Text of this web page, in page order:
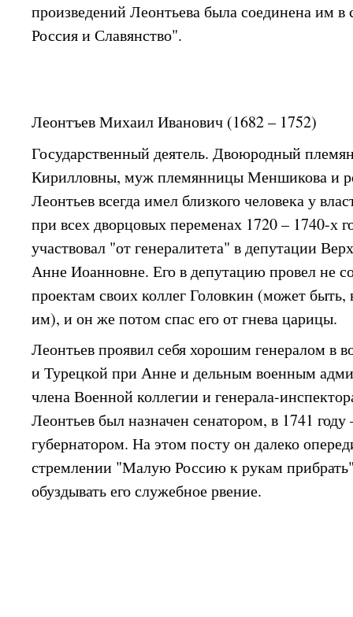
произведений Леонтьева была соединена им в
Россия и Славянство".
Леонтъев Михаил Иванович (1682 – 1752)
Государственный деятель. Двоюродный
Кирилловны, муж племянницы Меншикова и
Леонтьев всегда имел близкого человека у
при всех дворцовых переменах 1720 – 1740-х
участвовал "от генералитета" в депутации
Анне Иоанновне. Его в депутацию провел не
проектам своих коллег Головкин (может быть,
им), и он же потом спас его от гнева царицы.
Леонтьев проявил себя хорошим генералом в
и Турецкой при Анне и дельным военным
члена Военной коллегии и генерала-
Леонтьев был назначен сенатором, в 1741
губернатором. На этом посту он далеко
стремлении "Малую Россию к рукам
обуздывать его служебное рвение.